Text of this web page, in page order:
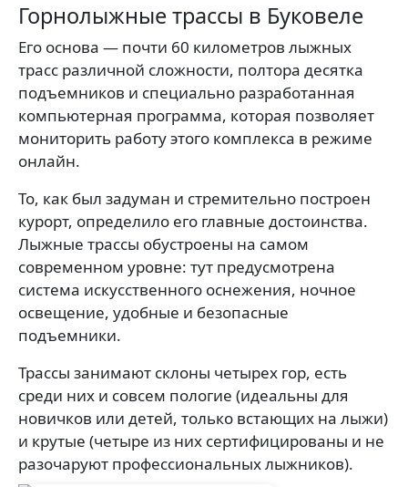
Горнолыжные трассы в Буковеле
Его основа — почти 60 километров лыжных
трасс различной сложности, полтора десятка
подъемников и специально разработанная
компьютерная программа, которая позволяет
мониторить работу этого комплекса в режиме
онлайн.
То, как был задуман и стремительно построен
курорт, определило его главные достоинства.
Лыжные трассы обустроены на самом
современном уровне: тут предусмотрена
система искусственного оснежения, ночное
освещение, удобные и безопасные
подъемники.
Трассы занимают склоны четырех гор, есть
среди них и совсем пологие (идеальны для
новичков или детей, только встающих на лыжи)
и крутые (четыре из них сертифицированы и не
разочаруют профессиональных лыжников).